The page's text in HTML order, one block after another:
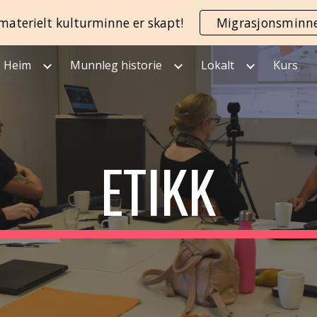
to main content Skip to
kulturminne er skapt!
Heim Munnleg historie Lokalt Kurs
ETIKK